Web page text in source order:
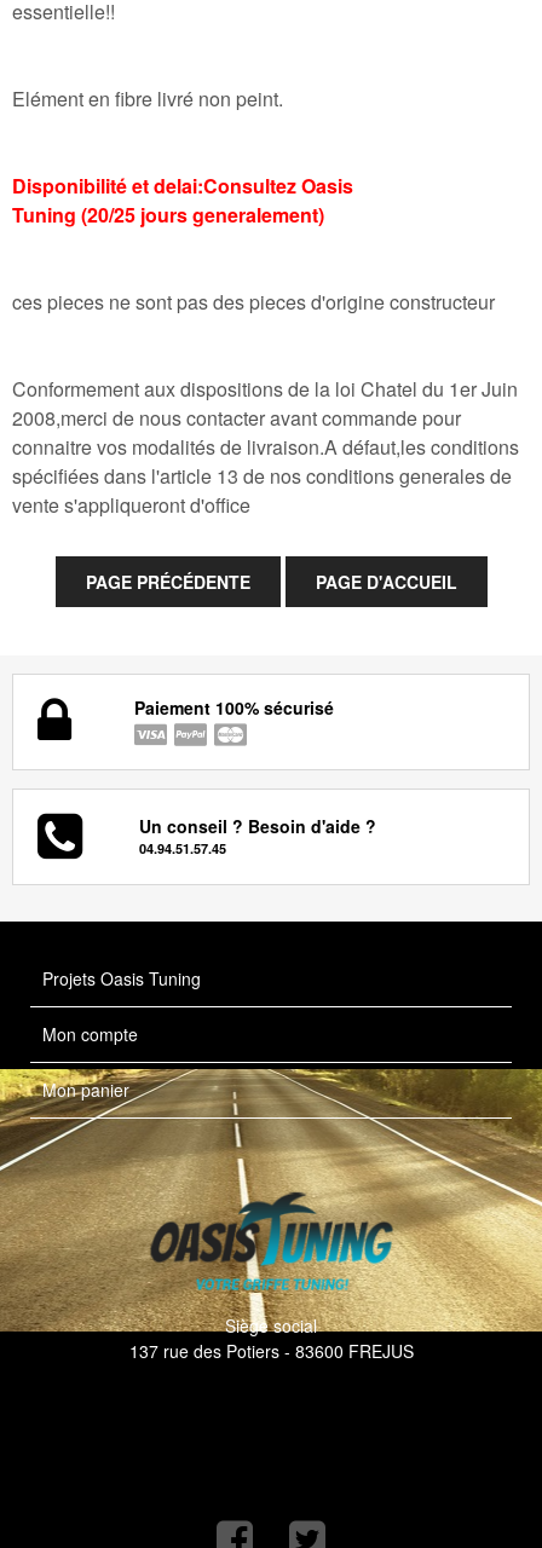
essentielle!!
Elément en fibre livré non peint.
Disponibilité et delai:Consultez Oasis
Tuning (20/25 jours generalement)
ces pieces ne sont pas des pieces d'origine constructeur
Conformement aux dispositions de la loi Chatel du 1er Juin
2008,merci de nous contacter avant commande pour
connaitre vos modalités de livraison.A défaut,les conditions
spécifiées dans l'article 13 de nos conditions generales de
vente s'appliqueront d'office
Paiement 100% sécurisé
Un conseil ? Besoin d'aide ?
04.94.51.57.45
Projets Oasis Tuning
Mon compte
Mon panier
Siège social
137 rue des Potiers - 83600 FREJUS